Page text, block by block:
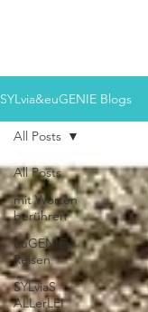
SYLvia&euGENIE Blogs
All Posts
mit Worten
berühren
euGENIEs
Reisen
SYLviaS
ALLerLEI
All Posts